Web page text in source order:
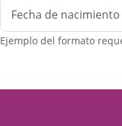
Ejemplo del formato